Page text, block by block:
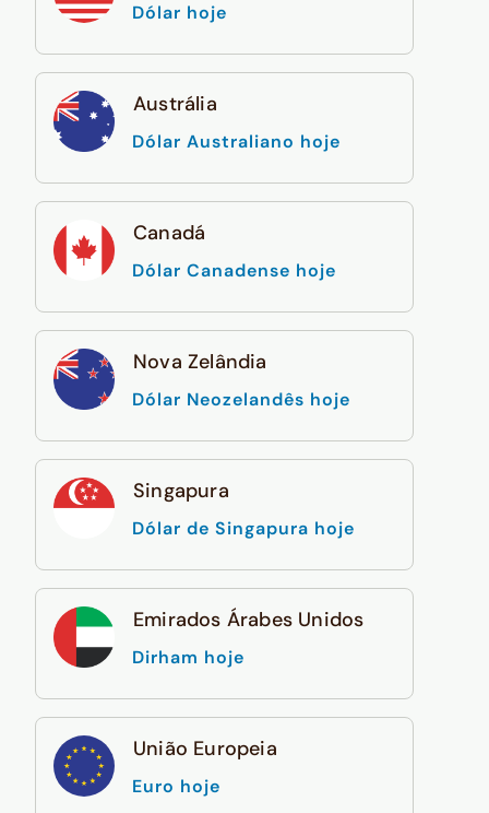
Dólar hoje
Austrália
Dólar Australiano hoje
Canadá
Dólar Canadense hoje
Nova Zelândia
Dólar Neozelandês hoje
Singapura
Dólar de Singapura hoje
Emirados Árabes Unidos
Dirham hoje
União Europeia
Euro hoje